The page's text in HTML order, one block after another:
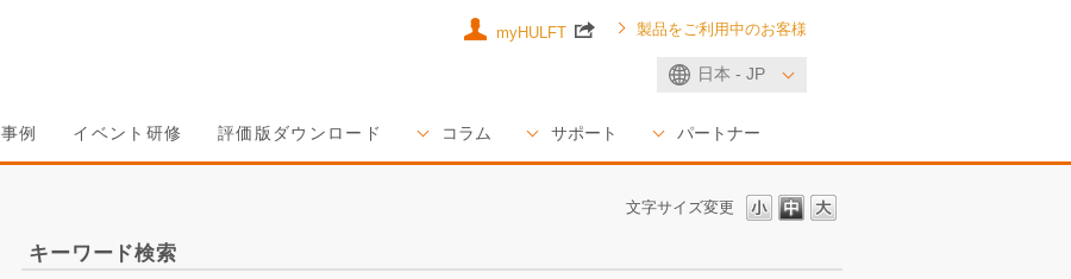
日本 - JP
事例 イベント研修 評価版ダウンロード コラム サポート パートナー
myHULFT 製品をご利用中のお客様
文字サイズ変更
キーワード検索